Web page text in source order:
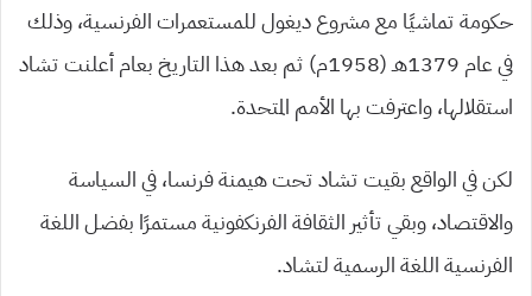
حكومة تماشيًا مع مشروع ديغول للمستعمرات الفرنسية، وذلك
في عام 1379هـ (1958م) ثم بعد هذا التاريخ بعام أعلنت تشاد
استقلالها، واعترفت بها الأمم المتحدة.
لكن في الواقع بقيت تشاد تحت هيمنة فرنسا، في السياسة
والاقتصاد، وبقي تأثير الثقافة الفرنكفونية مستمرًا بفضل اللغة
الفرنسية اللغة الرسمية لتشاد.